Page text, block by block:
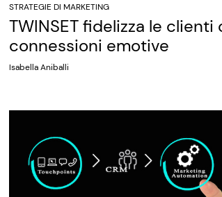
STRATEGIE DI MARKETING
TWINSET fidelizza le clienti
connessioni emotive
Isabella Aniballi